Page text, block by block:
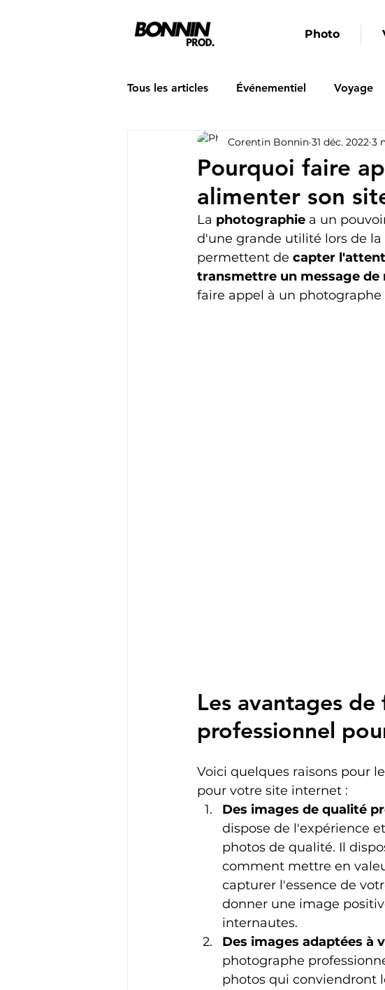
Photo
Tous les articles Événementiel Voyage
Pourquoi faire
alimenter son
Corentin Bonnin 31 déc. 2022 3
La photographie a un
d'une grande utilité lors de la
permettent de capter
transmettre un message de
faire appel à un
Les avantages
professionnel
Voici quelques raisons pour
pour votre site internet :
Des images de qualité
dispose de l'expérience
photos de qualité. Il
comment mettre en
capturer l'essence de
donner une image
internautes.
Des images adaptées
photographe
photos qui conviendront